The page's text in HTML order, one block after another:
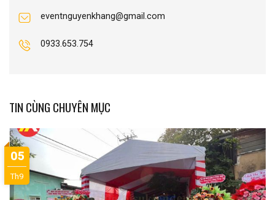
eventnguyenkhang@gmail.com
0933.653.754
TIN CÙNG CHUYÊN MỤC
05
Th9